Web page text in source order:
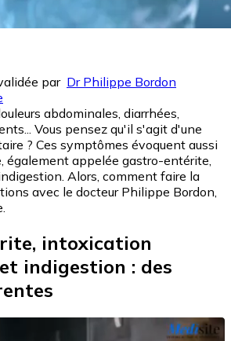
par Dr Philippe Bordon
abdominales, diarrhées,
Vous pensez qu'il s'agit d'une
? Ces symptômes évoquent aussi
également appelée gastro-entérite,
Alors, comment faire la
avec le docteur Philippe Bordon,
intoxication
indigestion : des